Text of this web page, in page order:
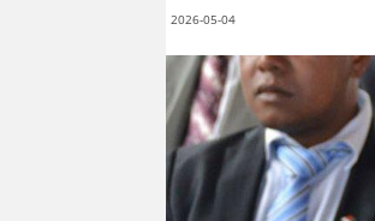
2026-05-04